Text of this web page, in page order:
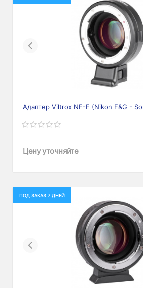
Previous
Адаптер Viltrox NF-E (Nikon F&G -
Цену уточняйте
ПОД ЗАКАЗ 7 ДНЕЙ
Previous